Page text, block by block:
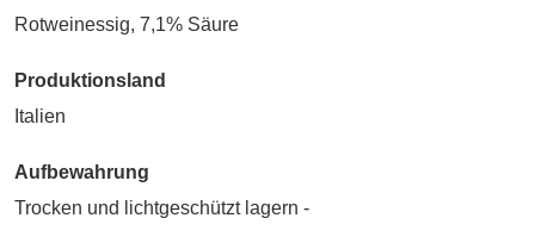
Rotweinessig, 7,1% Säure
Produktionsland
Italien
Aufbewahrung
Trocken und lichtgeschützt lagern -